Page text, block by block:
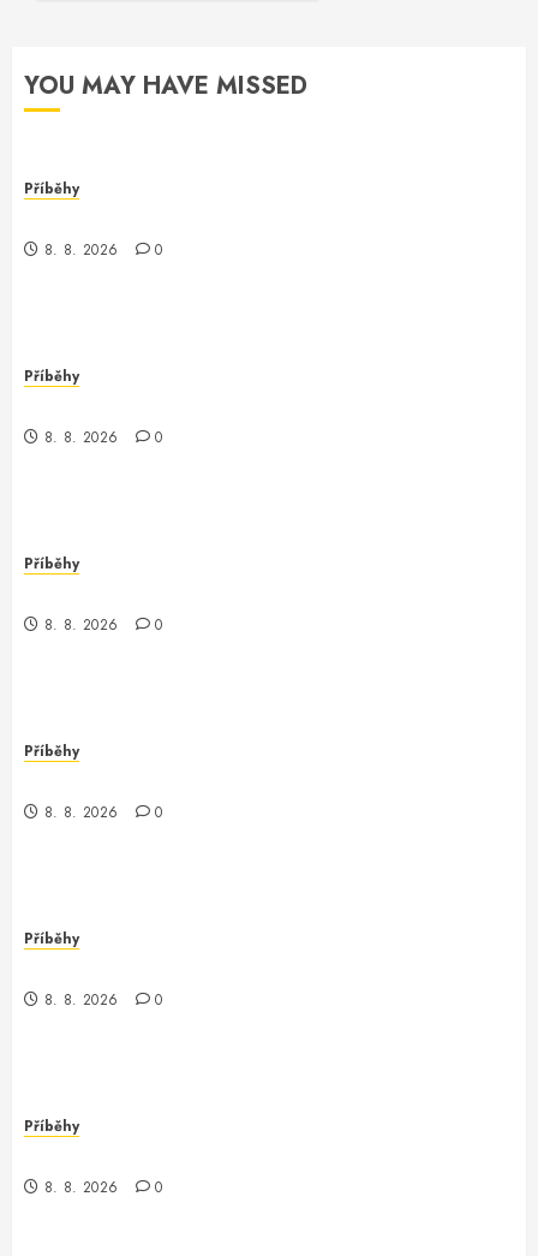
YOU MAY HAVE MISSED
Příběhy
8. 8. 2026 0
Příběhy
8. 8. 2026 0
Příběhy
8. 8. 2026 0
Příběhy
8. 8. 2026 0
Příběhy
8. 8. 2026 0
Příběhy
8. 8. 2026 0